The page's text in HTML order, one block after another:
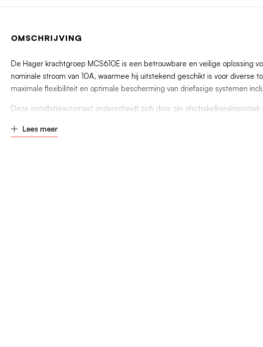
OMSCHRIJVING
De Hager krachtgroep MCS610E is een betrouwbare en veilige oplossing
nominale stroom van 10A, waarmee hij uitstekend geschikt is voor
maximale flexibiliteit en optimale bescherming van driefasige systemen
Deze installatieautomaat onderscheidt zich door zijn
kortsluiting wel effectief worden onderbroken.
Lees meer